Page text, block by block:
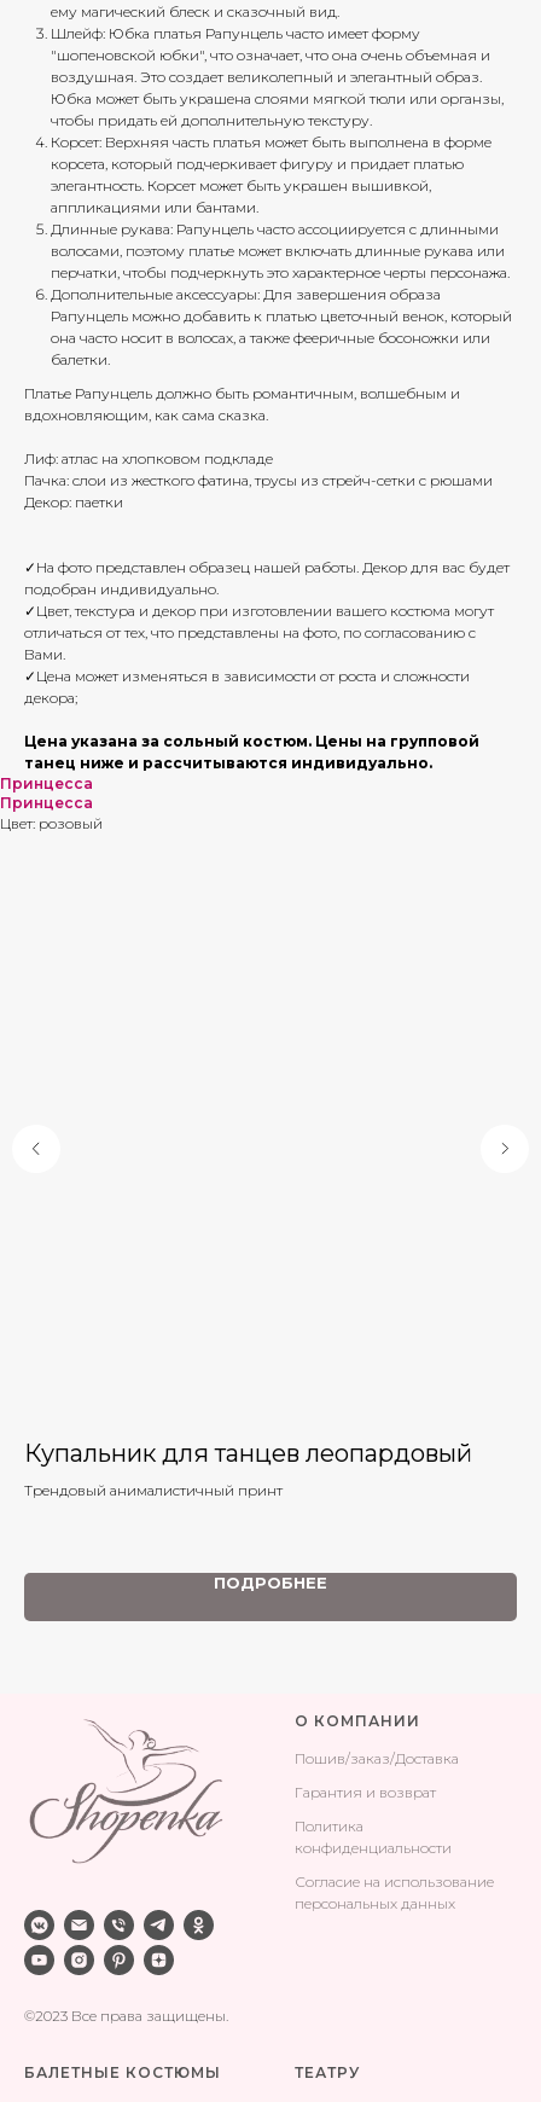
ему магический блеск и сказочный вид.
Шлейф: Юбка платья Рапунцель часто имеет форму
"шопеновской юбки", что означает, что она очень объемная и
воздушная. Это создает великолепный и элегантный образ.
Юбка может быть украшена слоями мягкой тюли или органзы,
чтобы придать ей дополнительную текстуру.
Корсет: Верхняя часть платья может быть выполнена в форме
корсета, который подчеркивает фигуру и придает платью
элегантность. Корсет может быть украшен вышивкой,
аппликациями или бантами.
Длинные рукава: Рапунцель часто ассоциируется с длинными
волосами, поэтому платье может включать длинные рукава или
перчатки, чтобы подчеркнуть это характерное черты персонажа.
Дополнительные аксессуары: Для завершения образа
Рапунцель можно добавить к платью цветочный венок, который
она часто носит в волосах, а также фееричные босоножки или
балетки.
Платье Рапунцель должно быть романтичным, волшебным и
вдохновляющим, как сама сказка.
Лиф: атлас на хлопковом подкладе
Пачка: слои из жесткого фатина, трусы из стрейч-сетки с рюшами
Декор: паетки
✓На фото представлен образец нашей работы. Декор для вас будет
подобран индивидуально.
✓Цвет, текстура и декор при изготовлении вашего костюма могут
отличаться от тех, что представлены на фото, по согласованию с
Вами.
✓Цена может изменяться в зависимости от роста и сложности
декора;
Цена указана за сольный костюм. Цены на групповой
танец ниже и рассчитываются индивидуально.
Принцесса
Принцесса
Цвет: розовый
Купальник для танцев леопардовый
Трендовый анималистичный принт
ПОДРОБНЕЕ
©2023 Все права защищены.
О КОМПАНИИ
Пошив/заказ/Доставка
Гарантия и возврат
Политика
конфиденциальности
Согласие на использование
персональных данных
БАЛЕТНЫЕ КОСТЮМЫ ТЕАТРУ